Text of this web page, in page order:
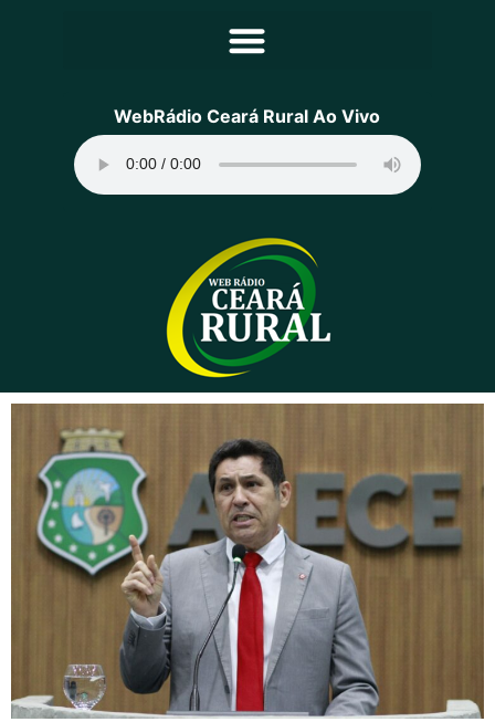
Principal
Programação
Equipe
Contato
Sobre
WebRádio Ceará Rural Ao Vivo